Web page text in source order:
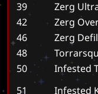
39 Zerg
42
Zerg
46
Zerg
48
50
Infested
51
Infested